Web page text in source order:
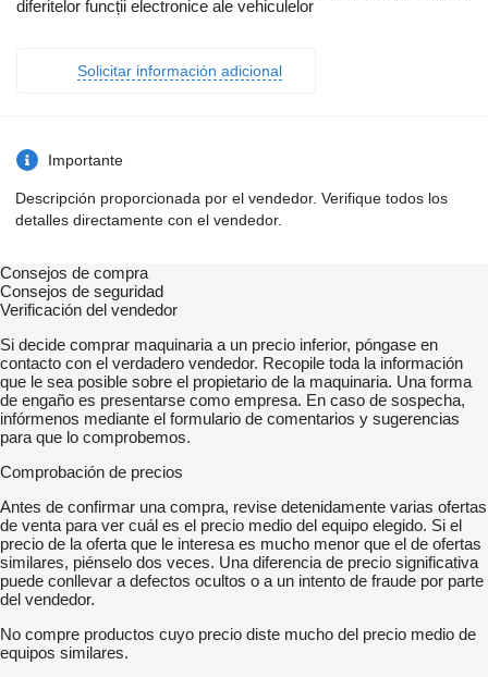
diferitelor funcții electronice ale vehiculelor
Solicitar información adicional
Importante
Descripción proporcionada por el vendedor. Verifique todos los
detalles directamente con el vendedor.
Consejos de compra
Consejos de seguridad
Verificación del vendedor
Si decide comprar maquinaria a un precio inferior, póngase en
contacto con el verdadero vendedor. Recopile toda la información
que le sea posible sobre el propietario de la maquinaria. Una forma
de engaño es presentarse como empresa. En caso de sospecha,
infórmenos mediante el formulario de comentarios y sugerencias
para que lo comprobemos.
Comprobación de precios
Antes de confirmar una compra, revise detenidamente varias ofertas
de venta para ver cuál es el precio medio del equipo elegido. Si el
precio de la oferta que le interesa es mucho menor que el de ofertas
similares, piénselo dos veces. Una diferencia de precio significativa
puede conllevar a defectos ocultos o a un intento de fraude por parte
del vendedor.
No compre productos cuyo precio diste mucho del precio medio de
equipos similares.